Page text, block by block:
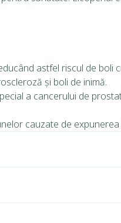
astfel riscul de boli
și boli de inimă.
a cancerului de
cauzate de